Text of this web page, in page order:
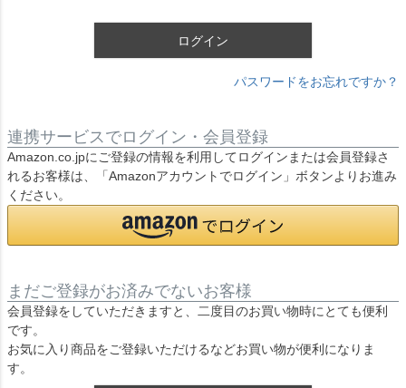
ログイン
パスワードをお忘れですか？
連携サービスでログイン・会員登録
Amazon.co.jpにご登録の情報を利用してログインまたは会員登録さ
れるお客様は、「Amazonアカウントでログイン」ボタンよりお進み
ください。
まだご登録がお済みでないお客様
会員登録をしていただきますと、二度目のお買い物時にとても便利
です。
お気に入り商品をご登録いただけるなどお買い物が便利になりま
す。